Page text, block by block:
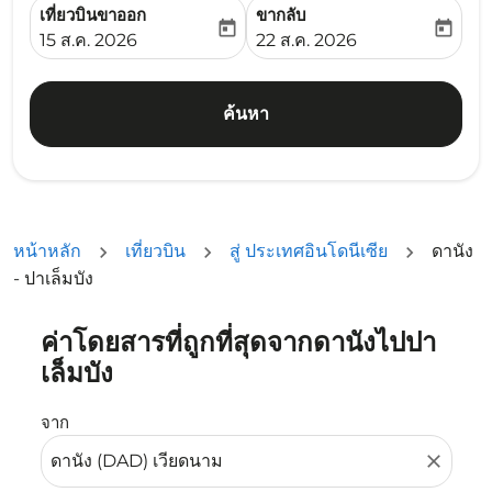
เที่ยวบินขาออก
fc-booking-departure-date-aria-label
15 ส.ค. 2026
today
ขากลับ
fc-booking-return-date-
22 ส.ค. 2026
today
ค้นหา
หน้าหลัก เที่ยวบิน สู่ ประเทศอินโดนีเซีย
ดานัง
- ปาเล็มบัง
ค่าโดยสารที่ถูกที่สุดจากดานังไปปา
เล็มบัง
จาก
close
ลองอัปเดตเส้นทางของคุณ (ต้นทางและ/หรือปลายทาง) หรื